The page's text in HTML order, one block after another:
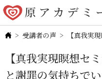
受講者の声 【真我実
【真我実現瞑想セ
と謝罪の気持ちで